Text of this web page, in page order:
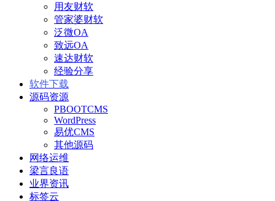
用友财软
管家婆财软
泛微OA
致远OA
速达财软
经验分享
软件下载
源码资源
PBOOTCMS
WordPress
易优CMS
其他源码
网络运维
梁言良语
业界资讯
标签云